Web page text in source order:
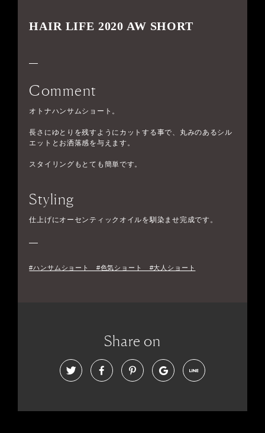
HAIR LIFE 2020 AW SHORT
Comment
オトナハンサムショート。
長さにゆとりを残すようにカットする事で、丸みのあるシル
エットとお洒落感を与えます。
スタイリングもとても簡単です。
Styling
仕上げにオーセンティックオイルを馴染ませ完成です。
#ハンサムショート #色気ショート #大人ショート
Share on